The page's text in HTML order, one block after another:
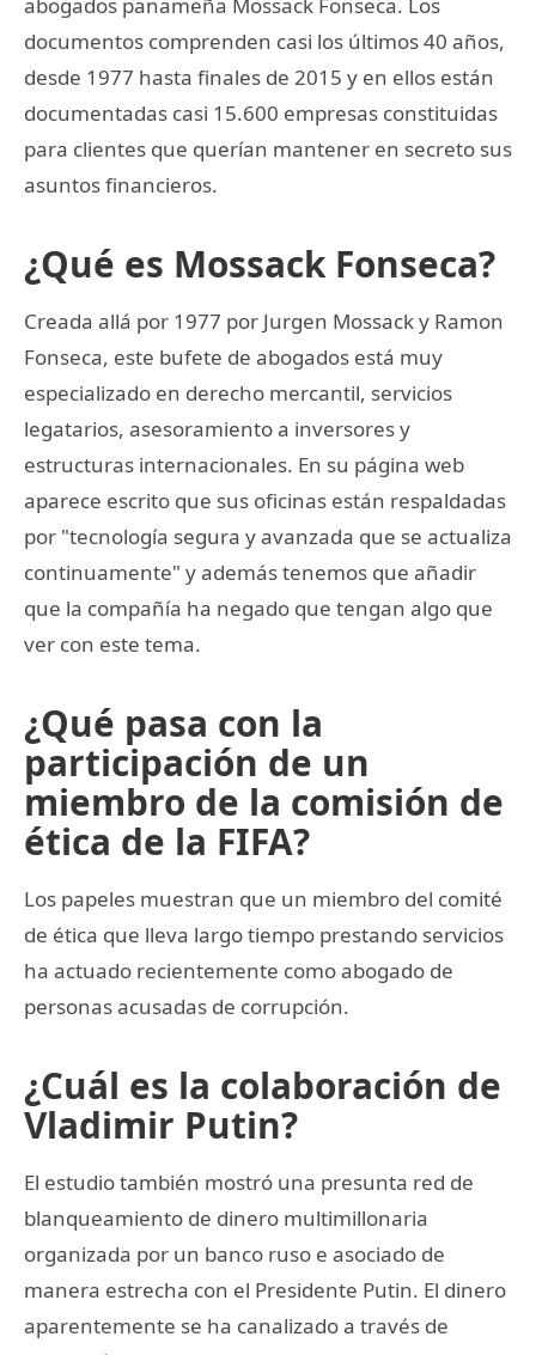
documentos comprenden casi los últimos 40 años,
desde 1977 hasta finales de 2015 y en ellos están
documentadas casi 15.600 empresas constituidas
para clientes que querían mantener en secreto sus
asuntos financieros.
¿Qué es Mossack Fonseca?
Creada allá por 1977 por Jurgen Mossack y Ramon
Fonseca, este bufete de abogados está muy
especializado en derecho mercantil, servicios
legatarios, asesoramiento a inversores y
estructuras internacionales. En su página web
aparece escrito que sus oficinas están respaldadas
por "tecnología segura y avanzada que se actualiza
continuamente" y además tenemos que añadir
que la compañía ha negado que tengan algo que
ver con este tema.
¿Qué pasa con la
participación de un
miembro de la comisión de
ética de la FIFA?
Los papeles muestran que un miembro del comité
de ética que lleva largo tiempo prestando servicios
ha actuado recientemente como abogado de
personas acusadas de corrupción.
¿Cuál es la colaboración de
Vladimir Putin?
El estudio también mostró una presunta red de
blanqueamiento de dinero multimillonaria
organizada por un banco ruso e asociado de
manera estrecha con el Presidente Putin. El dinero
aparentemente se ha canalizado a través de